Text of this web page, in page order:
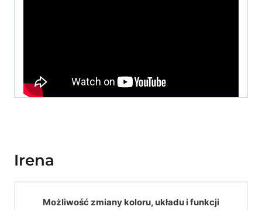
Irena
Możliwość zmiany koloru, układu i funkcji